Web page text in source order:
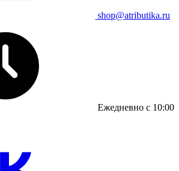
shop@atributika.ru
Ежедневно с 10:00